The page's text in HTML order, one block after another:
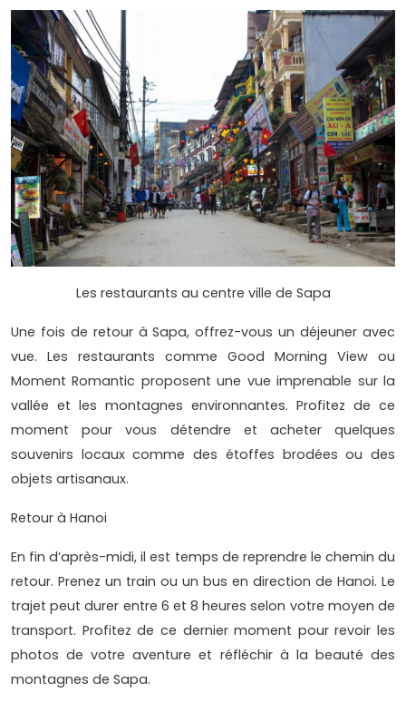
Les restaurants au centre ville de Sapa
Une fois de retour à Sapa, offrez-vous un déjeuner avec
vue. Les restaurants comme Good Morning View ou
Moment Romantic proposent une vue imprenable sur la
vallée et les montagnes environnantes. Profitez de ce
moment pour vous détendre et acheter quelques
souvenirs locaux comme des étoffes brodées ou des
objets artisanaux.
Retour à Hanoi
En fin d’après-midi, il est temps de reprendre le chemin du
retour. Prenez un train ou un bus en direction de Hanoi. Le
trajet peut durer entre 6 et 8 heures selon votre moyen de
transport. Profitez de ce dernier moment pour revoir les
photos de votre aventure et réfléchir à la beauté des
montagnes de Sapa.